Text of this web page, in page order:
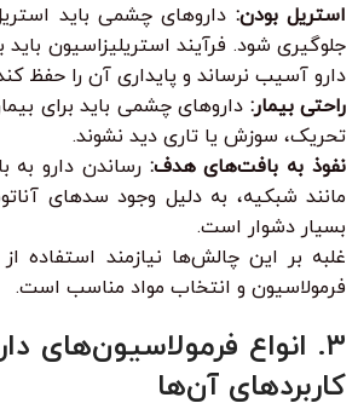
استریل بودن: داروهای چشمی باید
جلوگیری شود. فرآیند استریلیزاسیون
دارو آسیب نرساند و پایداری آن را حفظ
راحتی بیمار: داروهای چشمی باید برای
تحریک، سوزش یا تاری دید نشوند.
نفوذ به بافت‌های هدف: رساندن دارو
مانند شبکیه، به دلیل وجود سدهای
بسیار دشوار است.
غلبه بر این چالش‌ها نیازمند استفاده
فرمولاسیون و انتخاب مواد مناسب است.
۳. انواع فرمولاسیون‌های
کاربردهای آن‌ها